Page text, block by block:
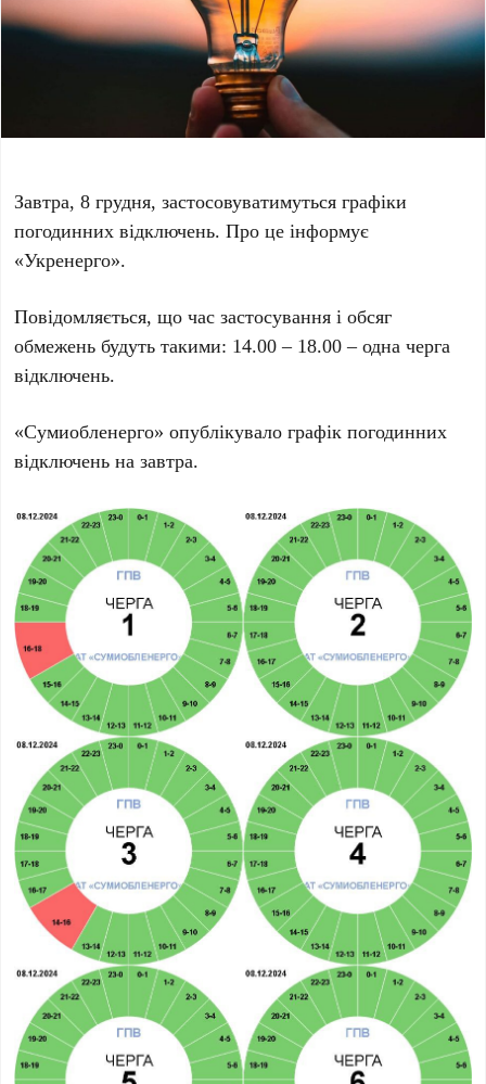
Завтра, 8 грудня, застосовуватимуться графіки
погодинних відключень. Про це інформує
«Укренерго».
Повідомляється, що час застосування і обсяг
обмежень будуть такими: 14.00 – 18.00 – одна черга
відключень.
«Сумиобленерго» опублікувало графік погодинних
відключень на завтра.